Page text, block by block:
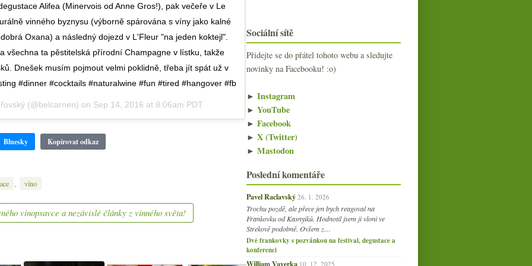
Alifea (Minervois od Anne Gros!), pak večeře v Le
vinného byznysu (výborně spárována s víny jako kalné
Oxana) a následný dojezd v L'Fleur "na jeden koktejl".
všechna ta pěstitelská přírodní Champagne v lístku, takže
Dnešek musím pojmout velmi poklidně, třeba jít spát už v
#dinner #cocktails #naturalwine #fun #tired #hangover #fb
(@belcarnen) on Sep 14, 2016 at 8:06am PDT
Bluesky Kopírovat odkaz
víno
vínopsavce a nezávislé články z vinného světa!
Sociální sítě
Přidejte se do přátel tohoto webu a sledujte
novinky na Facebooku! :o)
► Instagram
► YouTube
► Facebook
► X (Twitter)
► Mastodon
Poslední komentáře
Pavel Raclavský 26. 1. 2026
Trochu pozdě, ale přece jen bych reagoval na
Frankovku od Kasnyiků. Hodnotil jsem ji vloni ve
Strekově podobně. Ovšem z…
Dvě frankovky s pozvánkou na festival, degustace a
konferenci
William Vaverka 10. 12. 2025